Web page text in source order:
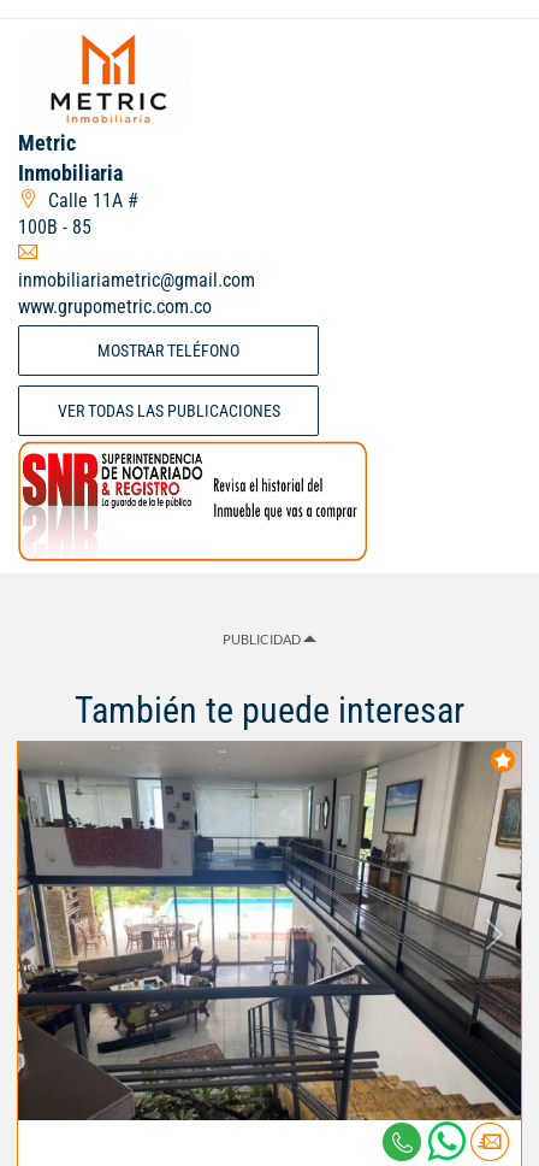
Metric
Inmobiliaria
Calle 11A #
100B - 85
inmobiliariametric@gmail.com
www.grupometric.com.co
MOSTRAR TELÉFONO
VER TODAS LAS PUBLICACIONES
PUBLICIDAD
También te puede interesar